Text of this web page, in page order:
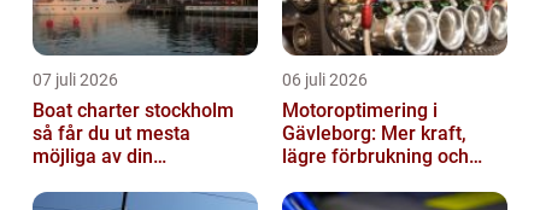
07 juli 2026
Boat charter stockholm
så får du ut mesta
möjliga av din
06 juli 2026
Motoroptimering i
Gävleborg: Mer kraft,
lägre förbrukning och